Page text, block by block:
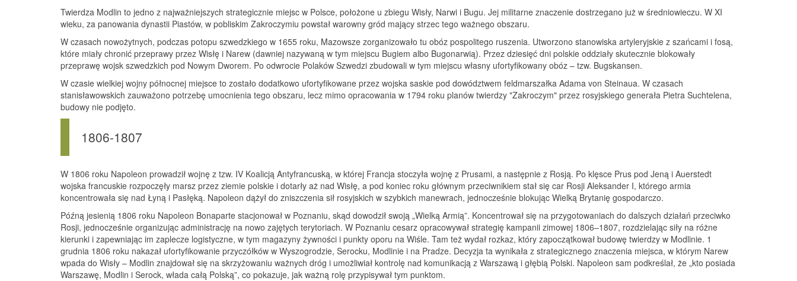
Twierdza Modlin to jedno z najważniejszych strategicznie miejsc w Polsce, położone u zbiegu Wisły, Narwi i Bugu. Jej militarne znaczenie dostrzegano już w średniowieczu. W XI
wieku, za panowania dynastii Piastów, w pobliskim Zakroczymiu powstał warowny gród mający strzec tego ważnego obszaru.
W czasach nowożytnych, podczas potopu szwedzkiego w 1655 roku, Mazowsze zorganizowało tu obóz pospolitego ruszenia. Utworzono stanowiska artyleryjskie z szańcami i fosą,
które miały chronić przeprawy przez Wisłę i Narew (dawniej nazywaną w tym miejscu Bugiem albo Bugonarwią). Przez dziesięć dni polskie oddziały skutecznie blokowały
przeprawę wojsk szwedzkich pod Nowym Dworem. Po odwrocie Polaków Szwedzi zbudowali w tym miejscu własny ufortyfikowany obóz – tzw. Bugskansen.
W czasie wielkiej wojny północnej miejsce to zostało dodatkowo ufortyfikowane przez wojska saskie pod dowództwem feldmarszałka Adama von Steinaua. W czasach
stanisławowskich zauważono potrzebę umocnienia tego obszaru, lecz mimo opracowania w 1794 roku planów twierdzy "Zakroczym" przez rosyjskiego generała Pietra Suchtelena,
budowy nie podjęto.
1806-1807
W 1806 roku Napoleon prowadził wojnę z tzw. IV Koalicją Antyfrancuską, w której Francja stoczyła wojnę z Prusami, a następnie z Rosją. Po klęsce Prus pod Jeną i Auerstedt
wojska francuskie rozpoczęły marsz przez ziemie polskie i dotarły aż nad Wisłę, a pod koniec roku głównym przeciwnikiem stał się car Rosji Aleksander I, którego armia
koncentrowała się nad Łyną i Pasłęką. Napoleon dążył do zniszczenia sił rosyjskich w szybkich manewrach, jednocześnie blokując Wielką Brytanię gospodarczo.
Późną jesienią 1806 roku Napoleon Bonaparte stacjonował w Poznaniu, skąd dowodził swoją „Wielką Armią”. Koncentrował się na przygotowaniach do dalszych działań przeciwko
Rosji, jednocześnie organizując administrację na nowo zajętych terytoriach. W Poznaniu cesarz opracowywał strategię kampanii zimowej 1806–1807, rozdzielając siły na różne
kierunki i zapewniając im zaplecze logistyczne, w tym magazyny żywności i punkty oporu na Wiśle. Tam też wydał rozkaz, który zapoczątkował budowę twierdzy w Modlinie. 1
grudnia 1806 roku nakazał ufortyfikowanie przyczółków w Wyszogrodzie, Serocku, Modlinie i na Pradze. Decyzja ta wynikała z strategicznego znaczenia miejsca, w którym Narew
wpada do Wisły – Modlin znajdował się na skrzyżowaniu ważnych dróg i umożliwiał kontrolę nad komunikacją z Warszawą i głębią Polski. Napoleon sam podkreślał, że „kto posiada
Warszawę, Modlin i Serock, włada całą Polską”, co pokazuje, jak ważną rolę przypisywał tym punktom.